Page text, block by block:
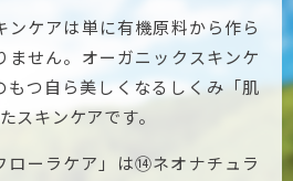
ンケアは単に有機原料から作ら
ません。オーガニックスキンケ
もつ自ら美しくなるしくみ「肌
スキンケアです。
ローラケア」は⑭ネオナチュラ